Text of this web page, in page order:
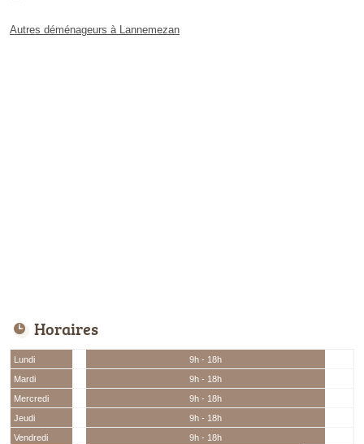
Autres déménageurs à Lannemezan
Horaires
Lundi
9h - 18h
Mardi
9h - 18h
Mercredi
9h - 18h
Jeudi
9h - 18h
Vendredi
9h - 18h